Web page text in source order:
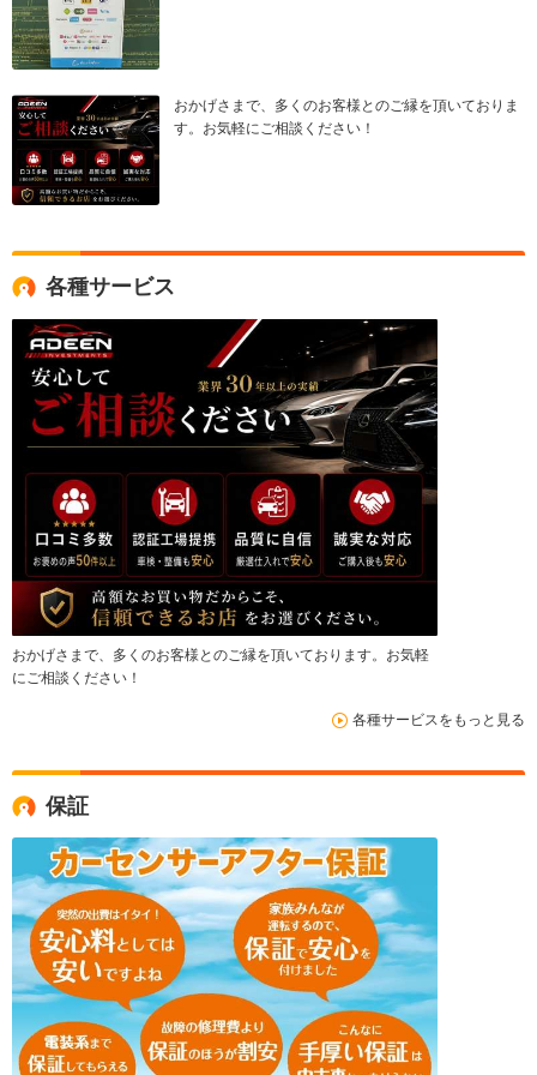
おかげさまで、多くのお客様とのご縁を頂いておりま
す。お気軽にご相談ください！
各種サービス
おかげさまで、多くのお客様とのご縁を頂いております。お気軽
にご相談ください！
各種サービスをもっと見る
保証